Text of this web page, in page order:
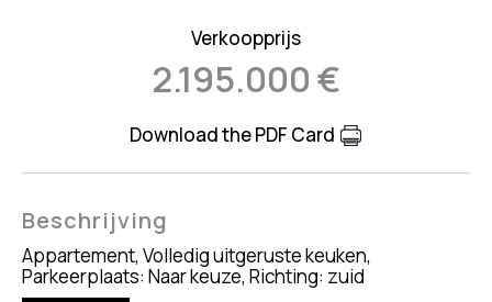
Verkoopprijs
2.195.000 €
Download the PDF Card
Beschrijving
Appartement, Volledig uitgeruste keuken,
Parkeerplaats: Naar keuze, Richting: zuid